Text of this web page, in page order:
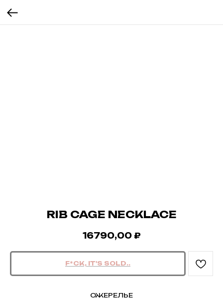
RIB CAGE NECKLACE
16790,00 ₽
ОЖЕРЕЛЬЕ